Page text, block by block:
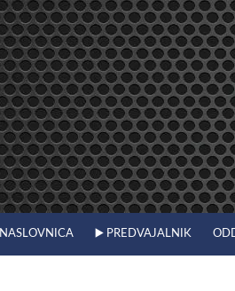
NASLOVNICA ▶️ PREDVAJALNIK